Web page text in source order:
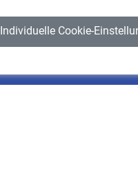
Individuelle Cookie-